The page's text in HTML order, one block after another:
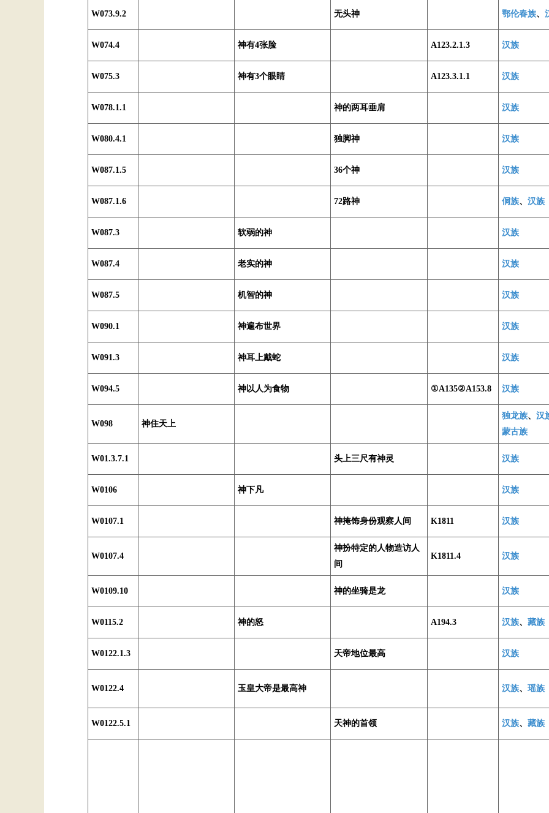
W073.9.2 无头神 鄂伦春族、
W074.4 神有4张脸 A123.2.1.3 汉族
W075.3 神有3个眼睛 A123.3.1.1 汉族
W078.1.1 神的两耳垂肩 汉族
W080.4.1 独脚神 汉族
W087.1.5 36个神 汉族
W087.1.6 72路神 侗族、 汉族
W087.3 软弱的神 汉族
W087.4 老实的神 汉族
W087.5 机智的神 汉族
W090.1 神遍布世界 汉族
W091.3 神耳上戴蛇 汉族
W094.5 神以人为食物 ①A135②A153.8 汉族
W098 神住天上
独龙族、 汉
蒙古族
W01.3.7.1 头上三尺有神灵 汉族
W0106 神下凡 汉族
W0107.1 神掩饰身份观察人间 K1811 汉族
W0107.4
神扮特定的人物造访人
间
K1811.4 汉族
W0109.10 神的坐骑是龙 汉族
W0115.2 神的怒 A194.3 汉族、 藏族
W0122.1.3 天帝地位最高 汉族
W0122.4 玉皇大帝是最高神 汉族、 瑶族
W0122.5.1 天神的首领 汉族、 藏族